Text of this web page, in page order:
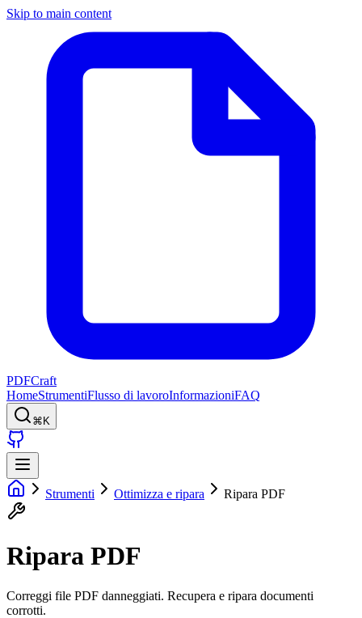
Skip to main content
PDFCraft
HomeStrumentiFlusso di lavoroInformazioniFAQ
⌘K
Strumenti Ottimizza e ripara Ripara PDF
Ripara PDF
Correggi file PDF danneggiati. Recupera e ripara documenti
corrotti.